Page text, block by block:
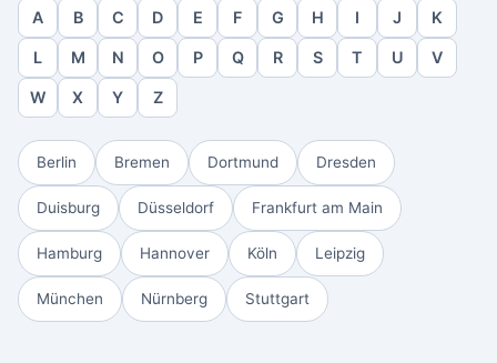
A B C D E F G H I J K
L M N O P Q R S T U V
W X Y Z
Berlin Bremen Dortmund Dresden
Duisburg Düsseldorf Frankfurt am Main
Hamburg Hannover Köln Leipzig
München Nürnberg Stuttgart